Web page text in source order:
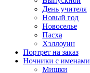
День учителя
Новый год
Новоселье
Пасха
Хэллоуин
Портрет на заказ
Ночники с именами
Мишки